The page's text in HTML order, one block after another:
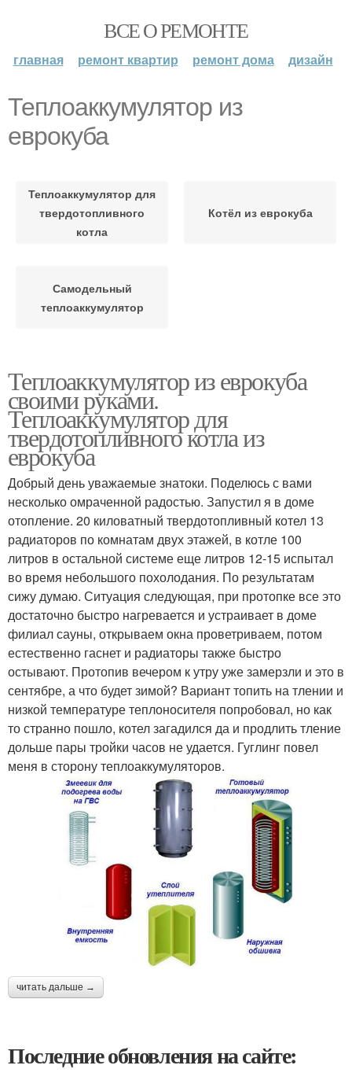
ВСЕ О РЕМОНТЕ
главная ремонт квартир ремонт дома дизайн
Теплоаккумулятор из
еврокуба
Теплоаккумулятор для
твердотопливного
котла
Котёл из еврокуба
Самодельный
теплоаккумулятор
Теплоаккумулятор из еврокуба
своими руками.
Теплоаккумулятор для
твердотопливного котла из
еврокуба
Добрый день уважаемые знатоки. Поделюсь с вами
несколько омраченной радостью. Запустил я в доме
отопление. 20 киловатный твердотопливный котел 13
радиаторов по комнатам двух этажей, в котле 100
литров в остальной системе еще литров 12-15 испытал
во время небольшого похолодания. По результатам
сижу думаю. Ситуация следующая, при протопке все это
достаточно быстро нагревается и устраивает в доме
филиал сауны, открываем окна проветриваем, потом
естественно гаснет и радиаторы также быстро
остывают. Протопив вечером к утру уже замерзли и это в
сентябре, а что будет зимой? Вариант топить на тлении и
низкой температуре теплоносителя попробовал, но как
то странно пошло, котел загадился да и продлить тление
дольше пары тройки часов не удается. Гуглинг повел
меня в сторону теплоаккумуляторов.
читать дальше →
Последние обновления на сайте: